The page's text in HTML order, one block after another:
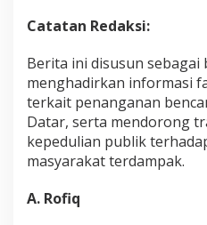
Catatan Redaksi:
Berita ini disusun sebagai
menghadirkan informasi
terkait penanganan
Datar, serta mendorong
kepedulian publik
masyarakat terdampak.
A. Rofiq